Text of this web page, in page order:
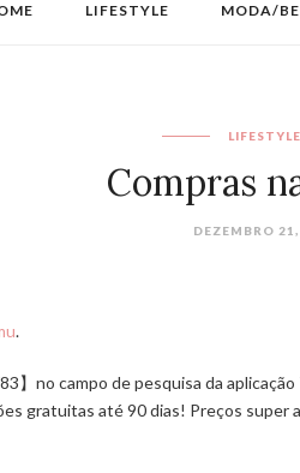
LIFESTYLE MODA/
LIFESTYLE
Compras
DEZEMBRO
.
】no campo de pesquisa da
gratuitas até 90 dias! Preços super